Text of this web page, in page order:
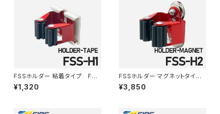
FSSホルダー 粘着タイプ FSS
-H1
¥1,320
FSSホルダー マグネットタイ
プ FSS-H2
¥3,850